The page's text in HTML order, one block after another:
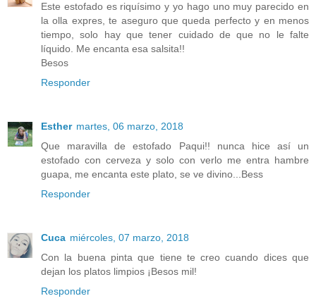
Este estofado es riquísimo y yo hago uno muy parecido en
la olla expres, te aseguro que queda perfecto y en menos
tiempo, solo hay que tener cuidado de que no le falte
líquido. Me encanta esa salsita!!
Besos
Responder
Esther martes, 06 marzo, 2018
Que maravilla de estofado Paqui!! nunca hice así un
estofado con cerveza y solo con verlo me entra hambre
guapa, me encanta este plato, se ve divino...Bess
Responder
Cuca miércoles, 07 marzo, 2018
Con la buena pinta que tiene te creo cuando dices que
dejan los platos limpios ¡Besos mil!
Responder